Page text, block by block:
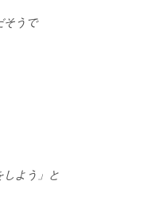
そうで
しよう」と